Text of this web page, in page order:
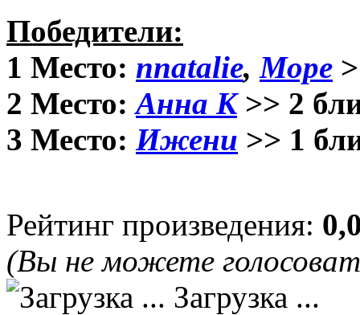
Победители:
1 Место: nnatalie,Море
2 Место:Анна К>> 2
3 Место: Ижени >> 1
Рейтинг произведения:
(Вы не можете
Загрузка ...